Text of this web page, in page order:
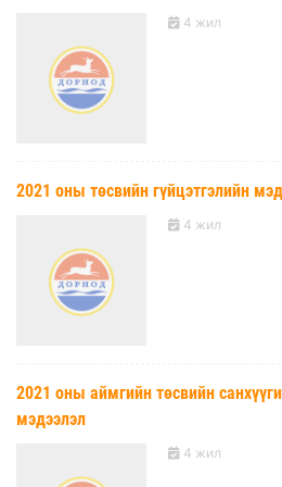
4 жил
2021 оны төсвийн гүйцэтгэлийн
4 жил
2021 оны аймгийн төсвийн
мэдээлэл
4 жил